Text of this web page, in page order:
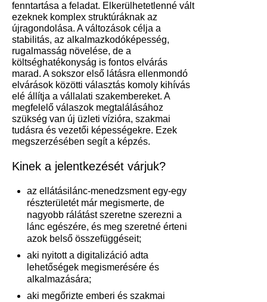
fenntartása a feladat. Elkerülhetetlenné vált
ezeknek komplex struktúráknak az
újragondolása. A változások célja a
stabilitás, az alkalmazkodóképesség,
rugalmasság növelése, de a
költséghatékonyság is fontos elvárás
marad. A sokszor első látásra ellenmondó
elvárások közötti választás komoly kihívás
elé állítja a vállalati szakembereket. A
megfelelő válaszok megtalálásához
szükség van új üzleti vízióra, szakmai
tudásra és vezetői képességekre. Ezek
megszerzésében segít a képzés.
Kinek a jelentkezését várjuk?
az ellátásilánc-menedzsment egy-egy
részterületét már megismerte, de
nagyobb rálátást szeretne szerezni a
lánc egészére, és meg szeretné érteni
azok belső összefüggéseit;
aki nyitott a digitalizáció adta
lehetőségek megismerésére és
alkalmazására;
aki megőrizte emberi és szakmai